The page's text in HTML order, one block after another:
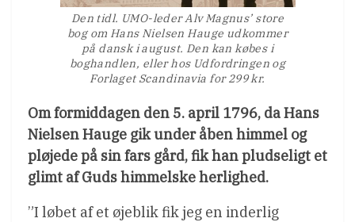
Den tidl. UMO-leder Alv Magnus’ store
bog om Hans Nielsen Hauge udkommer
på dansk i august. Den kan købes i
boghandlen, eller hos Udfordringen og
Forlaget Scandinavia for 299 kr.
Om formiddagen den 5. april 1796, da Hans
Nielsen Hauge gik under åben himmel og
pløjede på sin fars gård, fik han pludseligt et
glimt af Guds himmelske herlighed.
”I løbet af et øjeblik fik jeg en inderlig